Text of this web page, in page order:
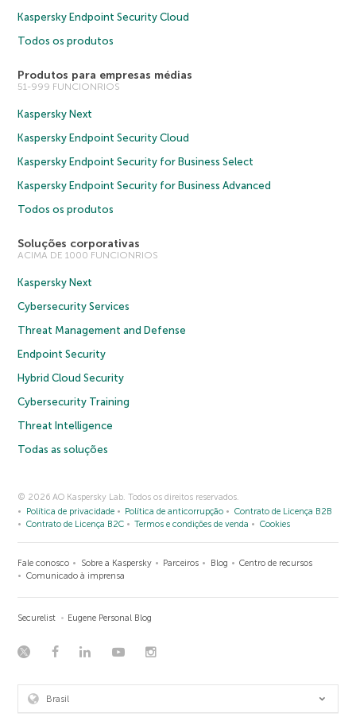
Kaspersky Endpoint Security Cloud
Todos os produtos
Produtos para empresas médias
51-999 FUNCIONRIOS
Kaspersky Next
Kaspersky Endpoint Security Cloud
Kaspersky Endpoint Security for Business Select
Kaspersky Endpoint Security for Business Advanced
Todos os produtos
Soluções corporativas
ACIMA DE 1000 FUNCIONRIOS
Kaspersky Next
Cybersecurity Services
Threat Management and Defense
Endpoint Security
Hybrid Cloud Security
Cybersecurity Training
Threat Intelligence
Todas as soluções
© 2026 AO Kaspersky Lab. Todos os direitos reservados.
Política de privacidade
Política de anticorrupção
Contrato de Licença B2B
Contrato de Licença B2C
Termos e condições de venda Cookies
Fale conosco Sobre a Kaspersky Parceiros Blog
Centro de recursos
Comunicado à imprensa
Securelist Eugene Personal Blog
Brasil